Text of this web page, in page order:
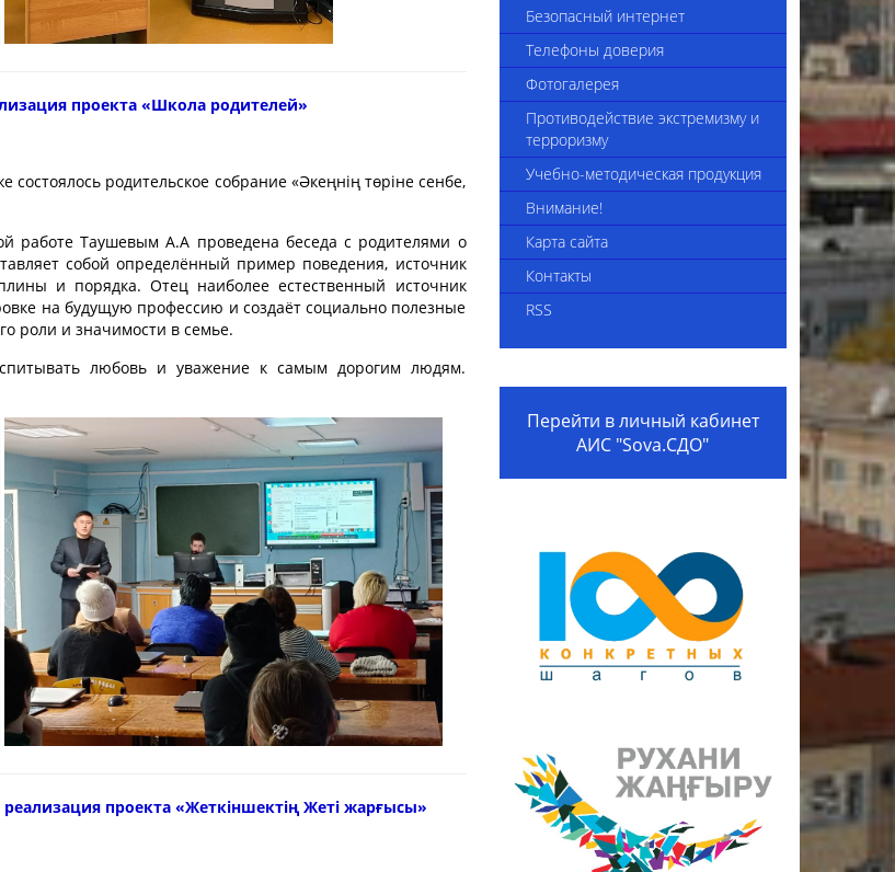
2026
2027
Годовой план работы на 2024-2025
учебный год
Сведения об укомплектованности
педагогическими кадрами
Приказы комплекса
Видеоинструкция "Трудоустройство
в организацию образования"
Внешние приказы
Положение о наставничестве
Коллективный договор на 2024-2026
годы
проекта «Школа родителей»
родительское собрание «Әкеңнің төріне сенбе,
работе Таушевым А.А проведена беседа с родителями о
собой определённый пример поведения, источник
и порядка. Отец наиболее естественный источник
на будущую профессию и создаёт социально полезные
роли и значимости в семье.
любовь и уважение к самым дорогим людям.
проекта «Жеткіншектің Жеті жарғысы»
Безопасный интернет
Телефоны доверия
Фотогалерея
Противодействие экстремизму и
терроризму
Учебно-методическая продукция
Внимание!
Карта сайта
Контакты
RSS
Перейти в личный кабинет
АИС "Sova.СДО"